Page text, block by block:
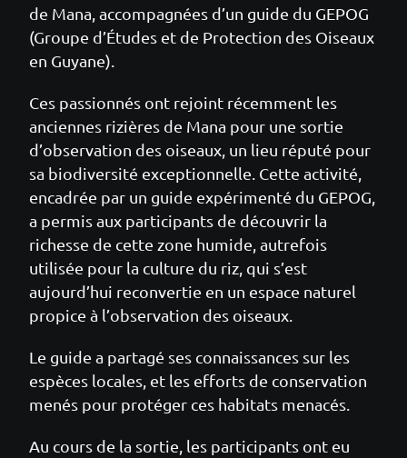
de Mana, accompagnées d’un guide du GEPOG
(Groupe d’Études et de Protection des Oiseaux
en Guyane).
Ces passionnés ont rejoint récemment les
anciennes rizières de Mana pour une sortie
d’observation des oiseaux, un lieu réputé pour
sa biodiversité exceptionnelle. Cette activité,
encadrée par un guide expérimenté du GEPOG,
a permis aux participants de découvrir la
richesse de cette zone humide, autrefois
utilisée pour la culture du riz, qui s’est
aujourd’hui reconvertie en un espace naturel
propice à l’observation des oiseaux.
Le guide a partagé ses connaissances sur les
espèces locales, et les efforts de conservation
menés pour protéger ces habitats menacés.
Au cours de la sortie, les participants ont eu